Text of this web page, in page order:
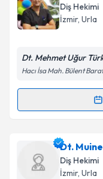
Diş Hekimi
İzmir, Urla
Dt. Mehmet Uğur
Hacı İsa Mah. Bülent
Randevu
Dt. Mehmet
talebi oluşturun.
için bir takvim
Dt.
Diş Hekimi
İzmir, Urla